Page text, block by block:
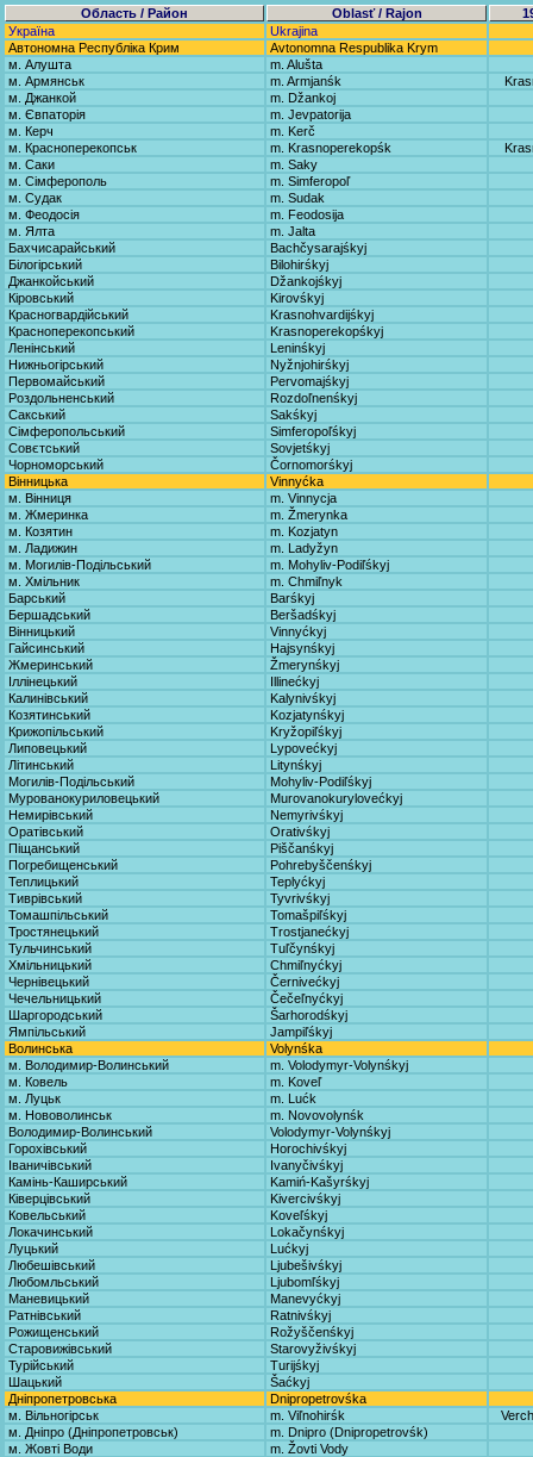
Область / Район Oblasť / Rajon
Україна
Ukrajina
Автономна Республіка Крим
Avtonomna Respublika Krym
м. Алушта
m. Alušta
м. Армянськ
m. Armjanśk
м. Джанкой
m. Džankoj
м. Євпаторія
m. Jevpatorija
м. Керч
m. Kerč
м. Красноперекопськ
m. Krasnoperekopśk
м. Саки
m. Saky
м. Сімферополь
m. Simferopoľ
м. Судак
m. Sudak
м. Феодосія
m. Feodosija
м. Ялта
m. Jalta
Бахчисарайський
Bachčysarajśkyj
Білогірський
Bilohirśkyj
Джанкойський
Džankojśkyj
Кіровський
Kirovśkyj
Красногвардійський
Krasnohvardijśkyj
Красноперекопський
Krasnoperekopśkyj
Ленінський
Leninśkyj
Нижньогірський
Nyžnjohirśkyj
Первомайський
Pervomajśkyj
Роздольненський
Rozdoľnenśkyj
Сакський
Sakśkyj
Сімферопольський
Simferopoľśkyj
Совєтський
Sovjetśkyj
Чорноморський
Čornomorśkyj
Вінницька
Vinnyćka
м. Вінниця
m. Vinnycja
м. Жмеринка
m. Žmerynka
м. Козятин
m. Kozjatyn
м. Ладижин
m. Ladyžyn
м. Могилів-Подільський
m. Mohyliv-Podiľśkyj
м. Хмільник
m. Chmiľnyk
Барський
Barśkyj
Бершадський
Beršadśkyj
Вінницький
Vinnyćkyj
Гайсинський
Hajsynśkyj
Жмеринський
Žmerynśkyj
Іллінецький
Illinećkyj
Калинівський
Kalynivśkyj
Козятинський
Kozjatynśkyj
Крижопільський
Kryžopiľśkyj
Липовецький
Lypovećkyj
Літинський
Litynśkyj
Могилів-Подільський
Mohyliv-Podiľśkyj
Мурованокуриловецький
Murovanokurylovećkyj
Немирівський
Nemyrivśkyj
Оратівський
Orativśkyj
Піщанський
Piščanśkyj
Погребищенський
Pohrebyščenśkyj
Теплицький
Teplyćkyj
Тиврівський
Tyvrivśkyj
Томашпільський
Tomašpiľśkyj
Тростянецький
Trostjanećkyj
Тульчинський
Tuľčynśkyj
Хмільницький
Chmiľnyćkyj
Чернівецький
Černivećkyj
Чечельницький
Čečeľnyćkyj
Шаргородський
Šarhorodśkyj
Ямпільський
Jampiľśkyj
Волинська
Volynśka
м. Володимир-Волинський
m. Volodymyr-Volynśkyj
м. Ковель
m. Koveľ
м. Луцьк
m. Lućk
м. Нововолинськ
m. Novovolynśk
Володимир-Волинський
Volodymyr-Volynśkyj
Горохівський
Horochivśkyj
Іваничівський
Ivanyčivśkyj
Камінь-Каширський
Kamiń-Kašyrśkyj
Ківерцівський
Kivercivśkyj
Ковельський
Koveľśkyj
Локачинський
Lokačynśkyj
Луцький
Lućkyj
Любешівський
Ljubešivśkyj
Любомльський
Ljubomľśkyj
Маневицький
Manevyćkyj
Ратнівський
Ratnivśkyj
Рожищенський
Rožyščenśkyj
Старовижівський
Starovyživśkyj
Турійський
Turijśkyj
Шацький
Šaćkyj
Дніпропетровська
Dnipropetrovśka
м. Вільногірськ
m. Viľnohirśk
м. Дніпро (Дніпропетровськ)
m. Dnipro (Dnipropetrovśk)
м. Жовті Води
m. Žovti Vody